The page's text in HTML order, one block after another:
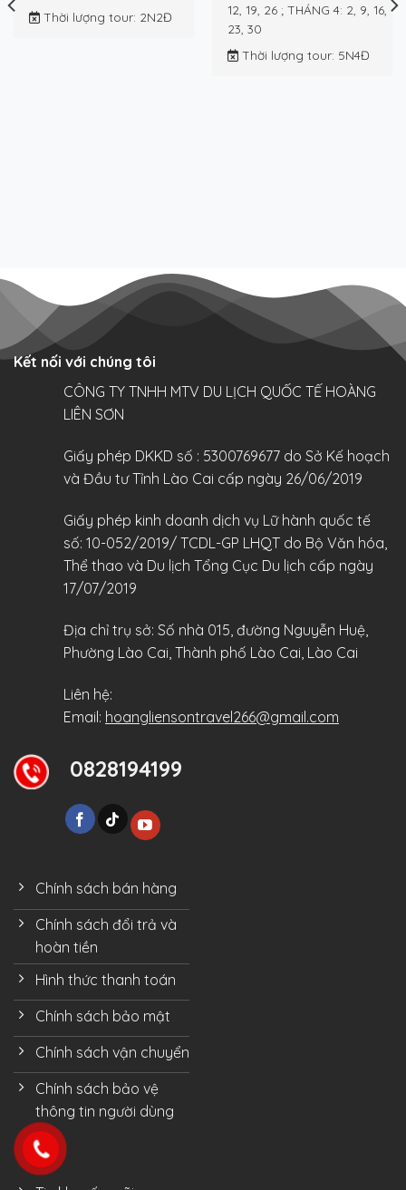
Thời lượng tour: 2N2Đ
12, 19, 26 ; THÁNG 4: 2, 9, 16,
23, 30
Thời lượng tour: 5N4Đ
Kết nối với chúng tôi
CÔNG TY TNHH MTV DU LỊCH QUỐC TẾ HOÀNG
LIÊN SƠN
Giấy phép DKKD số : 5300769677 do Sở Kế hoạch
và Đầu tư Tỉnh Lào Cai cấp ngày 26/06/2019
Giấy phép kinh doanh dịch vụ Lữ hành quốc tế
số: 10-052/2019/ TCDL-GP LHQT do Bộ Văn hóa,
Thể thao và Du lịch Tổng Cục Du lịch cấp ngày
17/07/2019
Địa chỉ trụ sở: Số nhà 015, đường Nguyễn Huệ,
Phường Lào Cai, Thành phố Lào Cai, Lào Cai
Liên hệ:
Email: hoangliensontravel266@gmail.com
0828194199
Chính sách bán hàng
Chính sách đổi trả và
hoàn tiền
Hình thức thanh toán
Chính sách bảo mật
Chính sách vận chuyển
Chính sách bảo vệ
thông tin người dùng